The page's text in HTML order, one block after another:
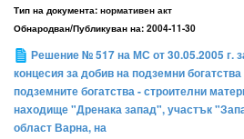
Тип на документа: нормативен акт
Обнародван/Публикуван на: 2004-11-30
Решение № 517 на МС от 30.05.2005 г.
концесия за добив на подземни
подземните богатства - строителни
находище "Дренака запад", участък
област Варна, на